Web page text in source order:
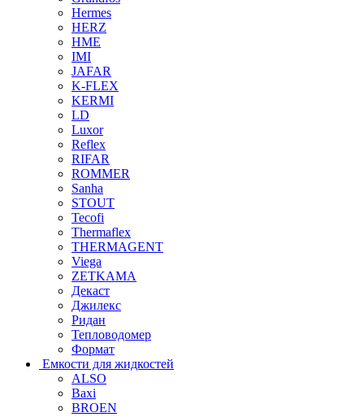
Hermes
HERZ
HME
IMI
JAFAR
K-FLEX
KERMI
LD
Luxor
Reflex
RIFAR
ROMMER
Sanha
STOUT
Tecofi
Thermaflex
THERMAGENT
Viega
ZETKAMA
Декаст
Джилекс
Ридан
Тепловодомер
Формат
Емкости для жидкостей
ALSO
Baxi
BROEN